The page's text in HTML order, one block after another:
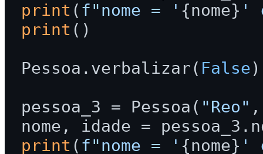
print ( f"nome = ' {nome} '
print ()
Pessoa.verbalizar( False)
pessoa_3 = Pessoa( "Reo"
print ( f"nome = ' {nome} '